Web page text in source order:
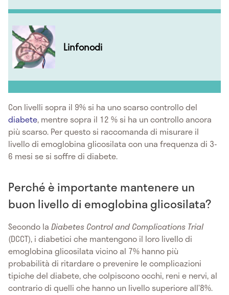
Linfonodi
Con livelli sopra il 9% si ha uno scarso controllo del
diabete, mentre sopra il 12 % si ha un controllo ancora
più scarso. Per questo si raccomanda di misurare il
livello di emoglobina glicosilata con una frequenza di 3-
6 mesi se si soffre di diabete.
Perché è importante mantenere un
buon livello di emoglobina glicosilata?
Secondo la Diabetes Control and Complications Trial
(DCCT), i diabetici che mantengono il loro livello di
emoglobina glicosilata vicino al 7% hanno più
probabilità di ritardare o prevenire le complicazioni
tipiche del diabete, che colpiscono occhi, reni e nervi, al
contrario di quelli che hanno un livello superiore all’8%.